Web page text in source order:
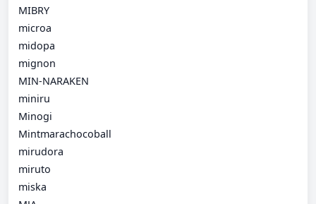
MIBRY
microa
midopa
mignon
MIN-NARAKEN
miniru
Minogi
Mintmarachocoball
mirudora
miruto
miska